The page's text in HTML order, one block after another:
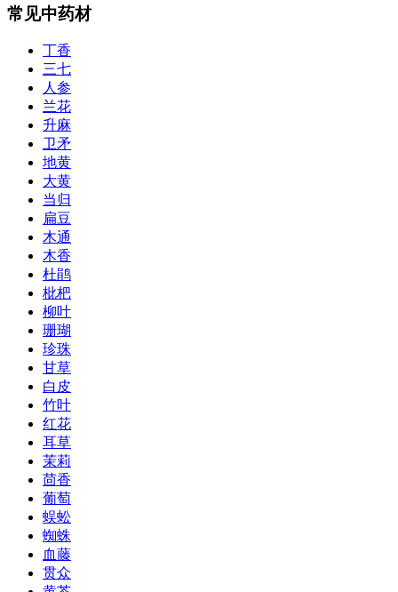
常见中药材
丁香
三七
人参
兰花
升麻
卫矛
地黄
大黄
当归
扁豆
木通
木香
杜鹃
枇杷
柳叶
珊瑚
珍珠
甘草
白皮
竹叶
红花
耳草
茉莉
茴香
葡萄
蜈蚣
蜘蛛
血藤
贯众